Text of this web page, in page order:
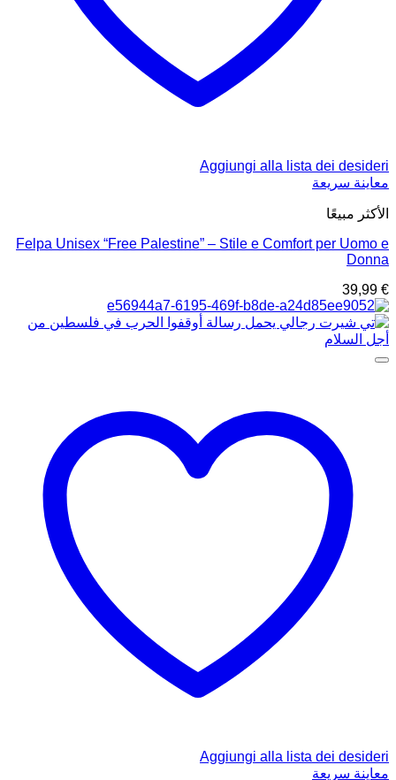
Aggiungi alla lista dei desideri
معاينة سريعة
الأكثر مبيعًا
Felpa Unisex “Free Palestine” – Stile e Comfort per Uomo e
Donna
39,99 €
Aggiungi alla lista dei desideri
معاينة سريعة